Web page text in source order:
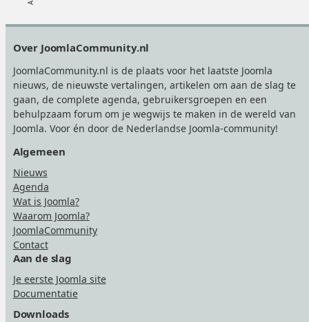
Over JoomlaCommunity.nl
JoomlaCommunity.nl is de plaats voor het laatste Joomla
nieuws, de nieuwste vertalingen, artikelen om aan de slag te
gaan, de complete agenda, gebruikersgroepen en een
behulpzaam forum om je wegwijs te maken in de wereld van
Joomla. Voor én door de Nederlandse Joomla-community!
Algemeen
Nieuws
Agenda
Wat is Joomla?
Waarom Joomla?
JoomlaCommunity
Contact
Aan de slag
Je eerste Joomla site
Documentatie
Downloads